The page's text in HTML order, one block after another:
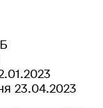
23.04.2023